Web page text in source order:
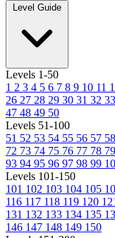
Level Guide
Levels 1-50
1 2 3 4 5 6 7 8 9 10 11
26 27 28 29 30 31 32 33
47 48 49 50
Levels 51-100
51 52 53 54 55 56 57 58
72 73 74 75 76 77 78 79
93 94 95 96 97 98 99
Levels 101-150
101 102 103 104 105
116 117 118 119 120
131 132 133 134 135
146 147 148 149 150